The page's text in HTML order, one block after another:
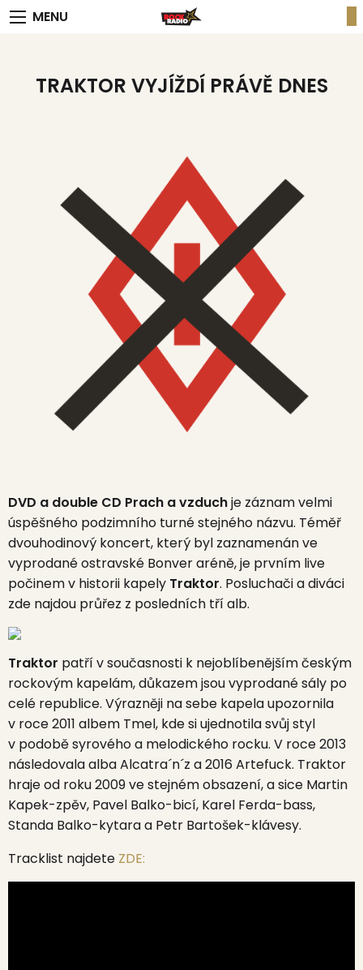
MENU
TRAKTOR VYJÍŽDÍ PRÁVĚ DNES
DVD a double CD Prach a vzduchje záznam velmi
úspěšného podzimního turné stejného názvu. Téměř
dvouhodinový koncert, který byl zaznamenán ve
vyprodané ostravské Bonver aréně, je prvním live
počinem v historii kapely Traktor. Posluchači a diváci
zde najdou průřez z posledních tří alb.
Traktor patří v současnosti k nejoblíbenějším českým
rockovým kapelám, důkazem jsou vyprodané sály po
celé republice. Výrazněji na sebe kapela upozornila
v roce 2011 albem Tmel, kde si ujednotila svůj styl
v podobě syrového a melodického rocku. V roce 2013
následovala alba Alcatra´n´z a 2016 Artefuck. Traktor
hraje od roku 2009 ve stejném obsazení, a sice Martin
Kapek-zpěv, Pavel Balko-bicí, Karel Ferda-bass,
Standa Balko-kytara a Petr Bartošek-klávesy.
Tracklist najdete ZDE: